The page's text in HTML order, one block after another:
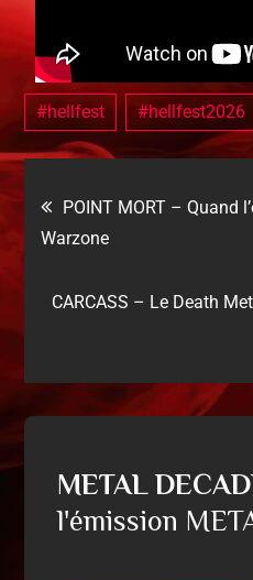
#hellfest #hellfest2026
POINT MORT – Quand
Warzone
CARCASS – Le Death
METAL
l'émission